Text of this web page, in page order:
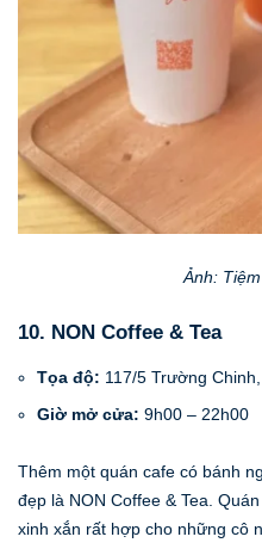
Ảnh:
10. NON Coffee & Tea
Tọa độ: 117/5 Trường
Giờ mở cửa: 9h00 – 22h00
Thêm một quán cafe có bánh
đẹp là NON Coffee & Tea.
xinh xắn rất hợp cho những cô